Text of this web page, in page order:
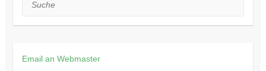
Email an Webmaster